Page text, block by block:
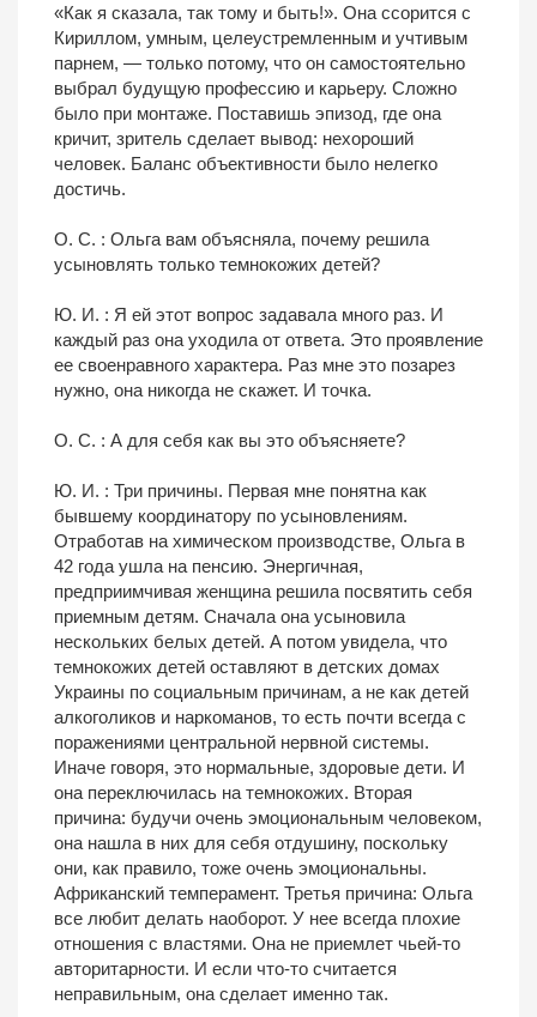
«Как я сказала, так тому и быть!». Она ссорится с
Кириллом, умным, целеустремленным и учтивым
парнем, — только потому, что он самостоятельно
выбрал будущую профессию и карьеру. Сложно
было при монтаже. Поставишь эпизод, где она
кричит, зритель сделает вывод: нехороший
человек. Баланс объективности было нелегко
достичь.
О. С. : Ольга вам объясняла, почему решила
усыновлять только темнокожих детей?
Ю. И. : Я ей этот вопрос задавала много раз. И
каждый раз она уходила от ответа. Это проявление
ее своенравного характера. Раз мне это позарез
нужно, она никогда не скажет. И точка.
О. С. : А для себя как вы это объясняете?
Ю. И. : Три причины. Первая мне понятна как
бывшему координатору по усыновлениям.
Отработав на химическом производстве, Ольга в
42 года ушла на пенсию. Энергичная,
предприимчивая женщина решила посвятить себя
приемным детям. Сначала она усыновила
нескольких белых детей. А потом увидела, что
темнокожих детей оставляют в детских домах
Украины по социальным причинам, а не как детей
алкоголиков и наркоманов, то есть почти всегда с
поражениями центральной нервной системы.
Иначе говоря, это нормальные, здоровые дети. И
она переключилась на темнокожих. Вторая
причина: будучи очень эмоциональным человеком,
она нашла в них для себя отдушину, поскольку
они, как правило, тоже очень эмоциональны.
Африканский темперамент. Третья причина: Ольга
все любит делать наоборот. У нее всегда плохие
отношения с властями. Она не приемлет чьей-то
авторитарности. И если что-то считается
неправильным, она сделает именно так.